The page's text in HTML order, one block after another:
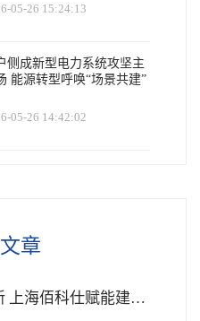
05-26 15:24:13
侧成新型电力系统攻坚主
能源转型呼唤“场景共建”
05-26 14:42:02
文章
能建筑装饰设计行业全新变革